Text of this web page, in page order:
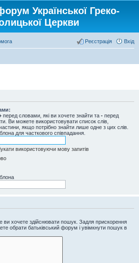
Української Греко-
Церкви
Вхід
Реєстрація
перед словами, які ви хочете знайти та - перед
Ви можете використовувати список слів,
якщо потрібно знайти лише одне з цих слів.
для часткового співпадання.
використовуючи мову запитів
хочете здійснювати пошук. Задля прискорення
обрати батьківський форум і увімкнути пошук в